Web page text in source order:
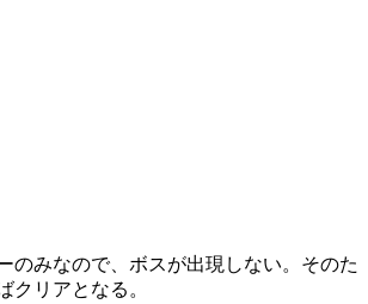
のみなので、ボスが出現しない。そのた
クリアとなる。